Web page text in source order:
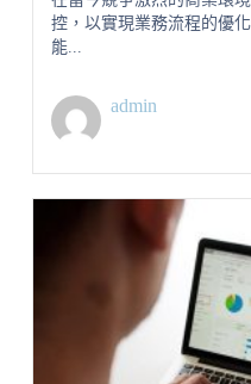
控，以實現業務流程的優
能...
admin